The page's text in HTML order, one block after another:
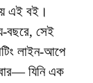
এই বই।
বছরে, সেই
লাইন-আপে
যিনি এক